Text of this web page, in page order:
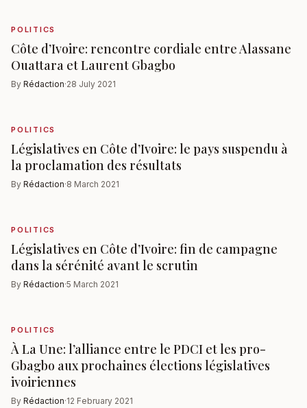
POLITICS
Côte d’Ivoire: rencontre cordiale entre Alassane
Ouattara et Laurent Gbagbo
By Rédaction·28 July 2021
POLITICS
Législatives en Côte d’Ivoire: le pays suspendu à
la proclamation des résultats
By Rédaction·8 March 2021
POLITICS
Législatives en Côte d’Ivoire: fin de campagne
dans la sérénité avant le scrutin
By Rédaction·5 March 2021
POLITICS
À La Une: l’alliance entre le PDCI et les pro-
Gbagbo aux prochaines élections législatives
ivoiriennes
By Rédaction·12 February 2021